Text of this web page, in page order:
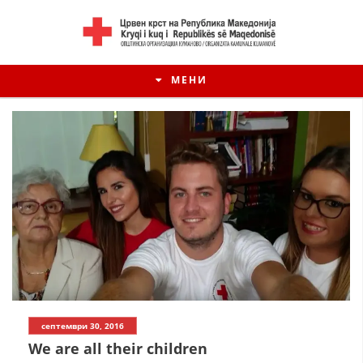
МЕНИ
ИСТОРИЈАТ НА ЦКРМ
ИСТОРИЈАТ НА ДВИЖЕЊЕТО
септември 30, 2016
We are all their children